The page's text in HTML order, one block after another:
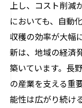
上し、コスト削減
においても、自動
収穫の効率が大幅
新は、地域の経済
築いています。長
の産業を支える重
能性は広がり続け